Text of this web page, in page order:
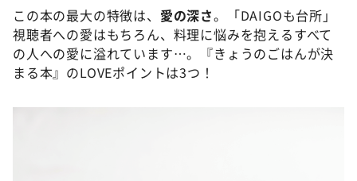
この本の最大の特徴は、 愛の深さ。「DAIGOも台所」
視聴者への愛はもちろん、料理に悩みを抱えるすべて
の人への愛に溢れています…。『きょうのごはんが決
まる本』のLOVEポイントは3つ！